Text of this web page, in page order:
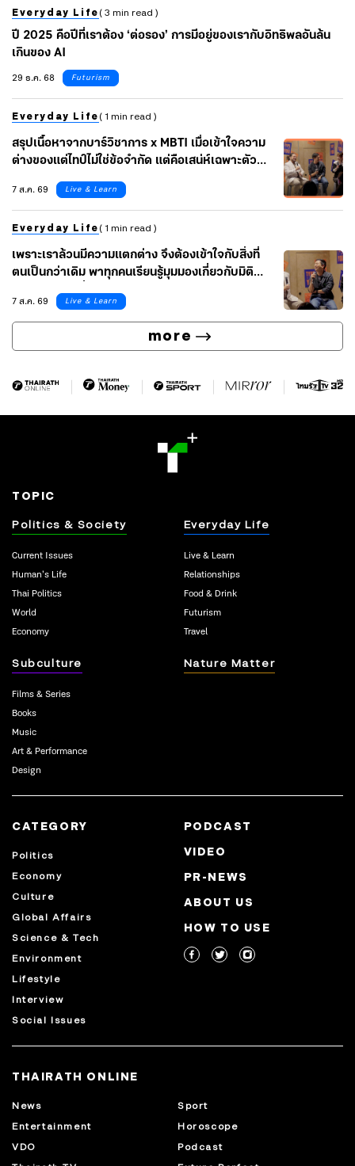
Everyday Life ( 3 min read )
ปี 2025 คือปีที่เราต้อง ‘ต่อรอง’ การมีอยู่ของเรากับอิทธิพลอันล้น
เกินของ AI
29 ธ.ค. 68
Futurism
Everyday Life ( 1 min read )
สรุปเนื้อหาจากบาร์วิชาการ x MBTI เมื่อเข้าใจความ
ต่างของแต่ไทป์ไม่ใช่ข้อจำกัด แต่คือเสน่ห์เฉพาะตัวที่
นำไปต่อยอดได้ ไปกับ เบลล์-เบญจรัตน์ และ อาร์-ปิยะ
นุช ผู้เชี่ยวชาญ MBTI จากช่อง BeruArny
Channel
7 ส.ค. 69 Live & Learn
Everyday Life ( 1 min read )
เพราะเราล้วนมีความแตกต่าง จึงต้องเข้าใจกับสิ่งที่
ตนเป็นกว่าเดิม พาทุกคนเรียนรู้มุมมองเกี่ยวกับมิติ
ต่างๆ ในชีวิต ที่ไม่มีแค่ ‘ไทป์’ ไปกับ 3 Speakers ใน
งาน TYPE TO MEET YOU
7 ส.ค. 69 Live & Learn
more
TOPIC
Politics & Society
Current Issues
Human’s Life
Thai Politics
World
Economy
Everyday Life
Live & Learn
Relationships
Food & Drink
Futurism
Travel
Subculture
Films & Series
Books
Music
Art & Performance
Design
Nature Matter
CATEGORY
Politics
Economy
Culture
Global Affairs
Science & Tech
Environment
Lifestyle
Interview
Social Issues
PODCAST
VIDEO
PR-NEWS
ABOUT US
HOW TO USE
THAIRATH ONLINE
News
Sport
Entertainment
Horoscope
VDO
Podcast